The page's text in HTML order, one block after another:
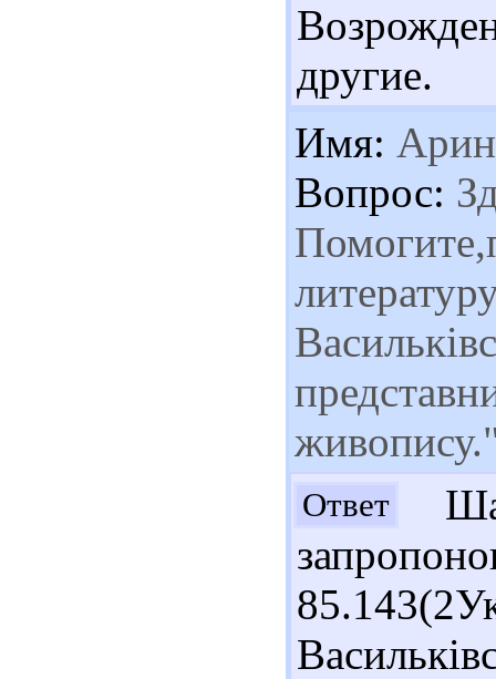
другие.
Имя:
Вопрос:
Ответ